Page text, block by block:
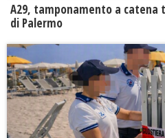
A29, tamponamento a catena
di Palermo